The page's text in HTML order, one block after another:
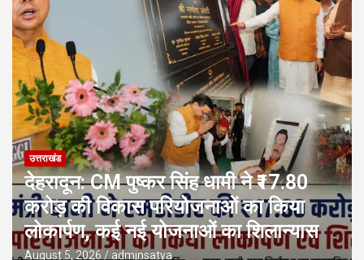
उत्तराखंड
देहरादून: CM पुष्कर सिंह धामी ने ₹17.80
करोड़ की विकास परियोजनाओं का किया
लोकार्पण, कई नई योजनाओं का शिलान्यास
August 5, 2026 adminsatya